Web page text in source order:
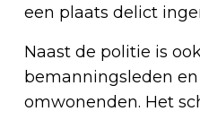
een plaats delict
Naast de politie is
bemanningsleden
omwonenden. Het